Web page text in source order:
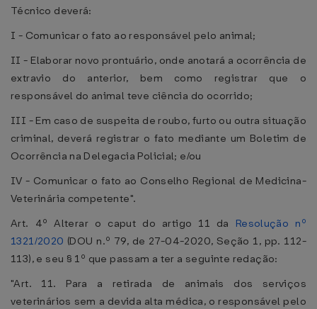
Técnico deverá:
I - Comunicar o fato ao responsável pelo animal;
II - Elaborar novo prontuário, onde anotará a ocorrência de
extravio do anterior, bem como registrar que o
responsável do animal teve ciência do ocorrido;
III - Em caso de suspeita de roubo, furto ou outra situação
criminal, deverá registrar o fato mediante um Boletim de
Ocorrência na Delegacia Policial; e/ou
IV - Comunicar o fato ao Conselho Regional de Medicina-
Veterinária competente".
Art. 4º Alterar o caput do artigo 11 da Resolução nº
1321/2020 (DOU n.º 79, de 27-04-2020, Seção 1, pp. 112-
113), e seu § 1º que passam a ter a seguinte redação:
"Art. 11. Para a retirada de animais dos serviços
veterinários sem a devida alta médica, o responsável pelo